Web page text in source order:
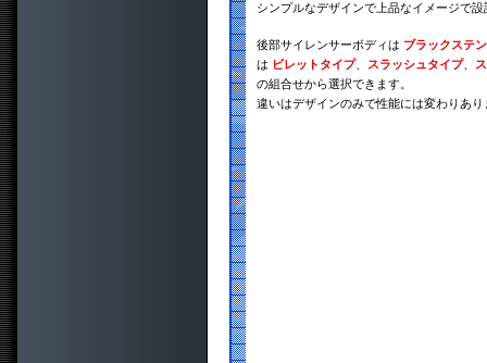
シンプルなデザインで上品なイメージで
後部サイレンサーボディは ブラックステ
は ビレットタイプ、 スラッシュタイプ、
の組合せから選択できます。
違いはデザインのみで性能には変わりあ